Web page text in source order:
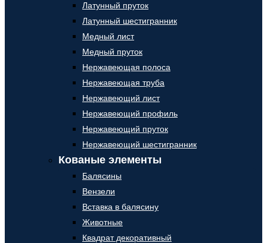
Латунный пруток
Латунный шестигранник
Медный лист
Медный пруток
Нержавеющая полоса
Нержавеющая труба
Нержавеющий лист
Нержавеющий профиль
Нержавеющий пруток
Нержавеющий шестигранник
Кованые элементы
Балясины
Вензели
Вставка в балясину
Животные
Квадрат декоративный